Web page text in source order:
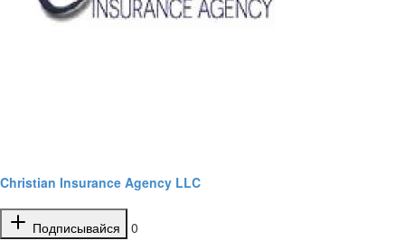
Christian Insurance Agency LLC
Подписывайся
0